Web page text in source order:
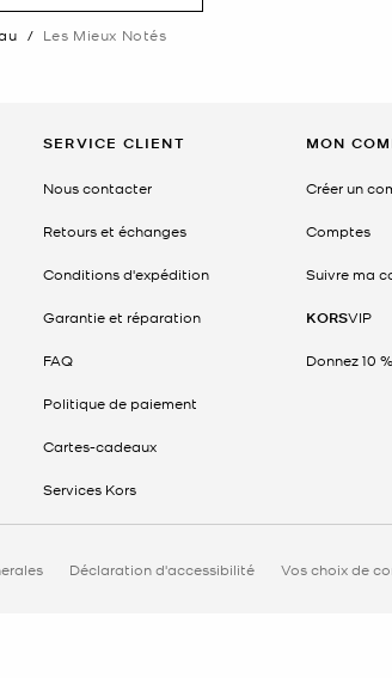
/ Les Mieux Notés
SERVICE CLIENT
Nous contacter
Retours et échanges
Conditions d'expédition
Garantie et réparation
FAQ
Politique de paiement
Cartes-cadeaux
Services Kors
MON
Créer un
Comptes
Suivre ma
KORSVIP
Donnez 10
Déclaration d'accessibilité Vos choix de